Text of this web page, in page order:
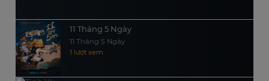
11 Tháng 5 Ngày
11 Tháng 5 Ngày
1 lượt xem